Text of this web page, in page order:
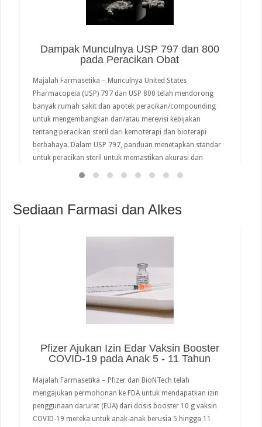
Dampak Munculnya USP 797 dan 800
pada Peracikan Obat
Majalah Farmasetika – Munculnya United States
Pharmacopeia (USP) 797 dan USP 800 telah mendorong
banyak rumah sakit dan apotek peracikan/compounding
untuk mengembangkan dan/atau merevisi kebijakan
tentang peracikan steril dari kemoterapi dan bioterapi
berbahaya. Dalam USP 797, panduan menetapkan standar
untuk peracikan steril untuk memastikan akurasi dan
menghindari kontaminasi produk steril. Di sisi lain, USP 800
read more
Sediaan Farmasi dan Alkes
Pfizer Ajukan Izin Edar Vaksin Booster
COVID-19 pada Anak 5 - 11 Tahun
Majalah Farmasetika – Pfizer dan BioNTech telah
mengajukan permohonan ke FDA untuk mendapatkan izin
penggunaan darurat (EUA) dari dosis booster 10 g vaksin
COVID-19 mereka untuk anak-anak berusia 5 hingga 11